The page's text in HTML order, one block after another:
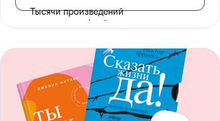
Тысячи произведений
с доступом офлайн